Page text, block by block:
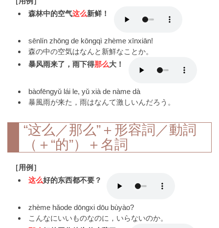
森林中的空气这么新鲜！
sēnlín zhōng de kōngqì zhème xīnxiān!
森の中の空気はなんと新鮮なことか。
暴风雨来了，雨下得那么大！
bàofēngyǔ lái le, yǔ xià de nàme dà
暴風雨が来た，雨はなんて激しいんだろう。
“这么／那么”＋形容詞／動詞
（＋“的”）＋名詞
［用例］
这么好的东西都不要？
zhème hǎode dōngxi dōu bùyào?
こんなにいいものなのに，いらないのか。